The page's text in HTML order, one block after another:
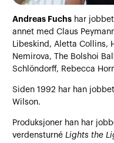
Andreas Fuchs har
annet med Claus
Libeskind, Aletta Collins,
Nemirova, The Bolshoi
Schlöndorff, Rebecca
Siden 1992 har han
Wilson.
Produksjoner han har
verdensturnéLights the